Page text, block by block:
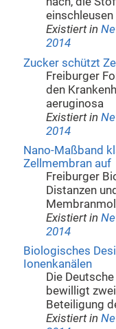
einschleusen
Existiert in
2014
Zucker schützt
Freiburger
den
aeruginosa
Existiert in
2014
Nano-Maßband
Zellmembran auf
Freiburger
Distanzen
Existiert in
2014
Biologisches
Ionenkanälen
Die
bewilligt
Beteiligung
Existiert in